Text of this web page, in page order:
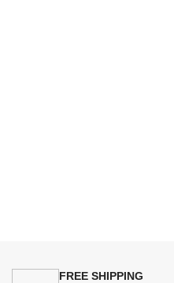
FREE SHIPPING